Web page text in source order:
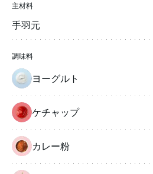
主材料
手羽元
調味料
ヨーグルト
ケチャップ
カレー粉